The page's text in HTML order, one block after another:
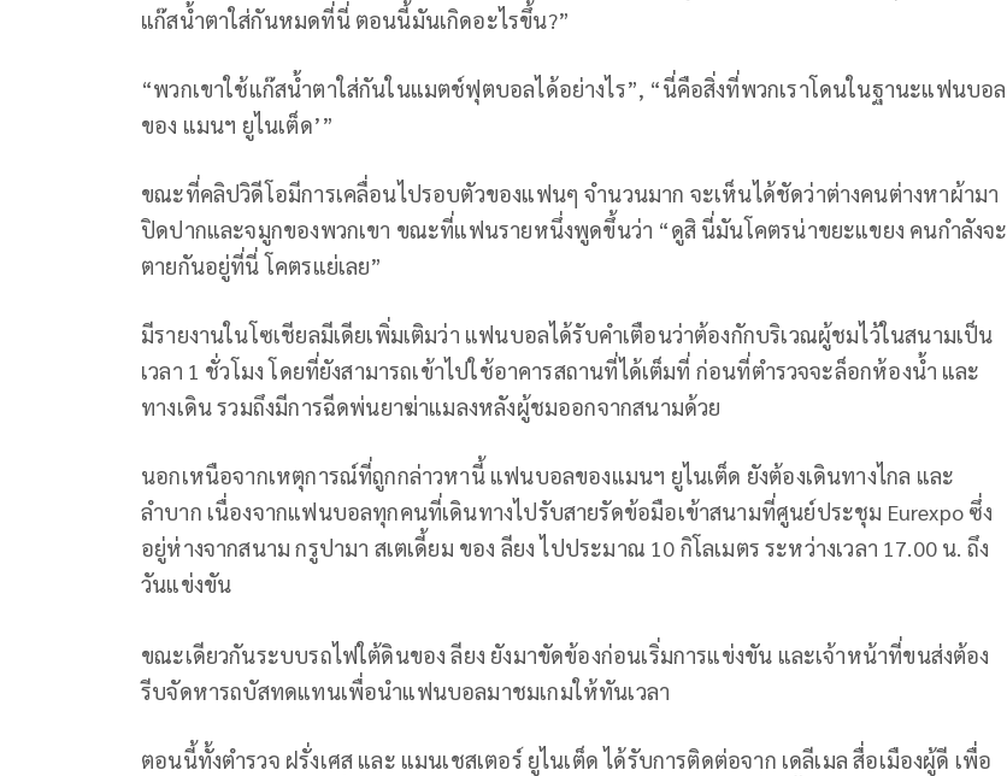
แก๊สน้ำตาใส่กันหมดที่นี่ ตอนนี้มันเกิดอะไรขึ้น?”
“พวกเขาใช้แก๊สน้ำตาใส่กันในแมตช์ฟุตบอลได้อย่างไร”, “นี่คือสิ่งที่พวกเราโดนในฐานะแฟนบอล
ของ แมนฯ ยูไนเต็ด’”
ขณะที่คลิปวิดีโอมีการเคลื่อนไปรอบตัวของแฟนๆ จำนวนมาก จะเห็นได้ชัดว่าต่างคนต่างหาผ้ามา
ปิดปากและจมูกของพวกเขา ขณะที่แฟนรายหนึ่งพูดขึ้นว่า “ดูสิ นี่มันโคตรน่าขยะแขยง คนกำลังจะ
ตายกันอยู่ที่นี่ โคตรแย่เลย”
มีรายงานในโซเชียลมีเดียเพิ่มเติมว่า แฟนบอลได้รับคำเตือนว่าต้องกักบริเวณผู้ชมไว้ในสนามเป็น
เวลา 1 ชั่วโมง โดยที่ยังสามารถเข้าไปใช้อาคารสถานที่ได้เต็มที่ ก่อนที่ตำรวจจะล็อกห้องน้ำ และ
ทางเดิน รวมถึงมีการฉีดพ่นยาฆ่าแมลงหลังผู้ชมออกจากสนามด้วย
นอกเหนือจากเหตุการณ์ที่ถูกกล่าวหานี้ แฟนบอลของแมนฯ ยูไนเต็ด ยังต้องเดินทางไกล และ
ลำบาก เนื่องจากแฟนบอลทุกคนที่เดินทางไปรับสายรัดข้อมือเข้าสนามที่ศูนย์ประชุม Eurexpo ซึ่ง
อยู่ห่างจากสนาม กรูปามา สเตเดี้ยม ของ ลียง ไปประมาณ 10 กิโลเมตร ระหว่างเวลา 17.00 น. ถึง
วันแข่งขัน
ขณะเดียวกันระบบรถไฟใต้ดินของ ลียง ยังมาขัดข้องก่อนเริ่มการแข่งขัน และเจ้าหน้าที่ขนส่งต้อง
รีบจัดหารถบัสทดแทนเพื่อนำแฟนบอลมาชมเกมให้ทันเวลา
ตอนนี้ทั้งตำรวจ ฝรั่งเศส และ แมนเชสเตอร์ ยูไนเต็ด ได้รับการติดต่อจาก เดลีเมล สื่อเมืองผู้ดี เพื่อ